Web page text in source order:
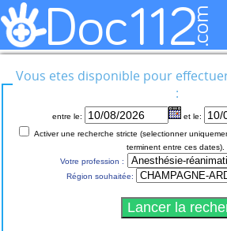
Vous etes disponible pour
:
entre le:
et le:
terminent entre ces dates).
Votre profession :
Région souhaitée: